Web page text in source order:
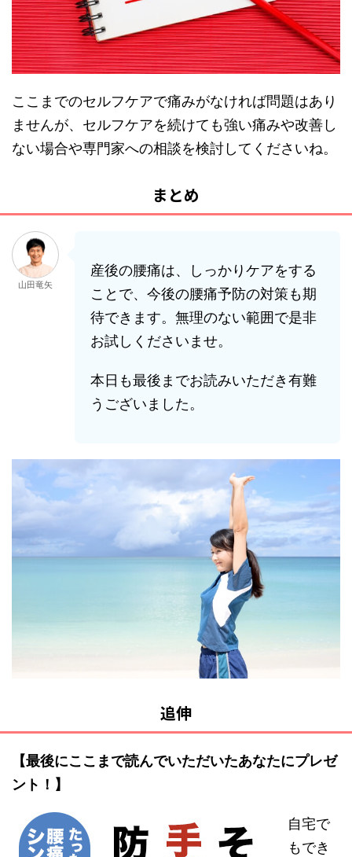
ここまでのセルフケアで痛みがなければ問題はあり
ませんが、セルフケアを続けても強い痛みや改善し
ない場合や専門家への相談を検討してくださいね。
まとめ
山田竜矢
産後の腰痛は、しっかりケアをする
ことで、今後の腰痛予防の対策も期
待できます。無理のない範囲で是非
お試しくださいませ。
本日も最後までお読みいただき有難
うございました。
追伸
【最後にここまで読んでいただいたあなたにプレゼ
ント！】
自宅で
もでき